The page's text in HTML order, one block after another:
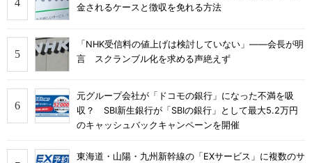
金されるケースと徴収を免れる方法
「NHK受信料の値上げは検討していない」――会長が明
言 スクランブル化を求める声絶えず
元グループ会社が「ドコモの銀行」になった不満を吸
収？ SBI新生銀行が「SBIの銀行」として最大5.2万円
のキャッシュバックキャンペーンを開催
東海道・山陽・九州新幹線の「EXサービス」に複数のサ